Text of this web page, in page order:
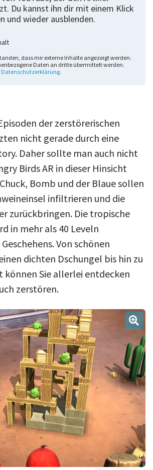
Du kannst ihn dir mit einem Klick
und wieder ausblenden.
dass mir externe Inhalte angezeigt werden.
Daten an dritte übermittelt werden.
Datenschutzerklärung.
der zerstörerischen
nicht gerade durch eine
Daher sollte man auch nicht
Birds AR in dieser Hinsicht
Bomb und der Blaue sollen
infiltrieren und die
zurückbringen. Die tropische
in mehr als 40 Leveln
Von schönen
dichten Dschungel bis hin zu
können Sie allerlei entdecken
zerstören.